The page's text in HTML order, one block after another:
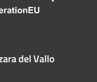
del Vallo